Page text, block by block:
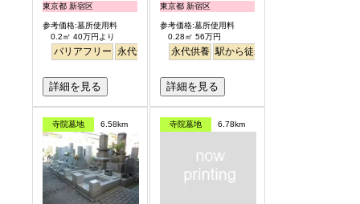
東京都 新宿区
参考価格:墓所使用料
0.2㎡ 40万円より
バリアフリー 永代供養 駅から徒歩
詳細を見る
東京都 新宿区
参考価格:墓所使用料
0.28㎡ 56万円
永代供養 駅から徒歩
詳細を見る
寺院墓地 6.58km 寺院墓地 6.78km